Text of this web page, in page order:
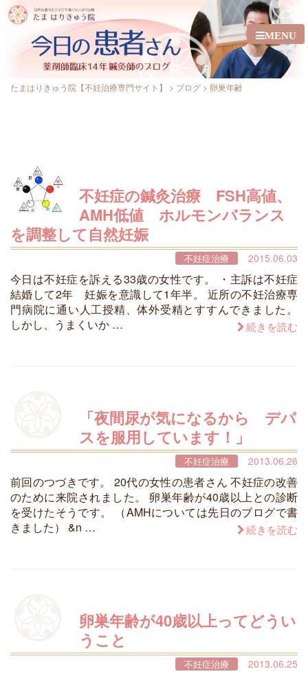
MENU
たまはりきゅう院【不妊治療専門サイト】 > ブログ > 卵巣年齢
不妊症の鍼灸治療 FSH高値、
AMH低値 ホルモンバランス
を調整して自然妊娠
不妊症治療 2015.06.03
今日は不妊症を訴える33歳の女性です。 ・主訴は不妊症
結婚して2年 妊娠を意識して1年半。 近所の不妊治療専
門病院に通い人工授精、体外受精とすすんできました。
しかし、うまくいか …
続きを読む
「夜間尿が気になるから デパ
スを服用しています！」
不妊症治療 2013.06.26
前回のつづきです。 20代の女性の患者さん 不妊症の改善
のために来院されました。 卵巣年齢が40歳以上との診断
を受けたそうです。 （AMHについては先日のブログで書
きました） &n …
続きを読む
卵巣年齢が40歳以上ってどうい
うこと
不妊症治療 2013.06.25